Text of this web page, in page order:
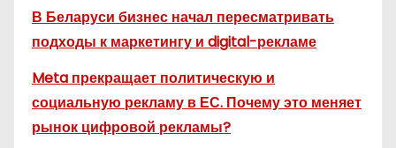
В Беларуси бизнес начал пересматривать
подходы к маркетингу и digital-рекламе
Meta прекращает политическую и
социальную рекламу в ЕС. Почему это меняет
рынок цифровой рекламы?